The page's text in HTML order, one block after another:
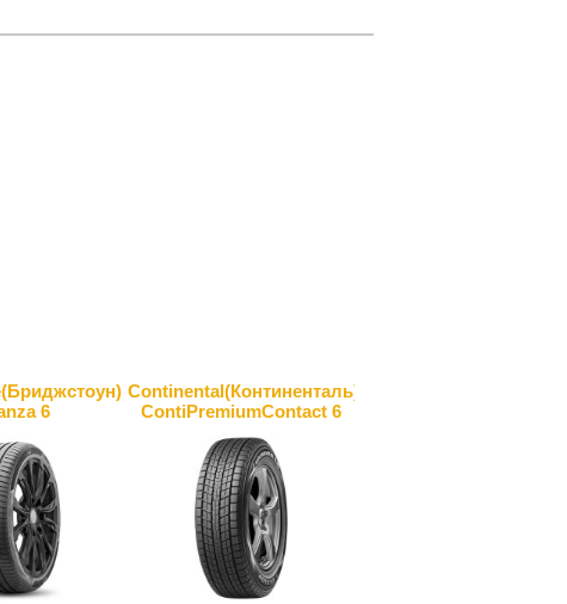
6
Continental(Континенталь)
ContiPremiumContact 6